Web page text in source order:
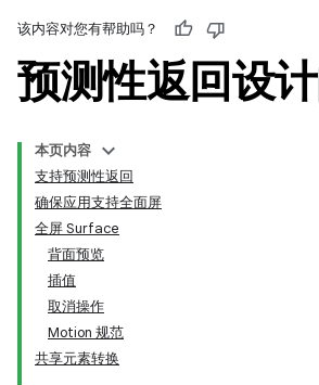
该内容对您有帮助吗？
预测性返回设计
本页内容
支持预测性返回
确保应用支持全面屏
全屏 Surface
背面预览
插值
取消操作
Motion 规范
共享元素转换